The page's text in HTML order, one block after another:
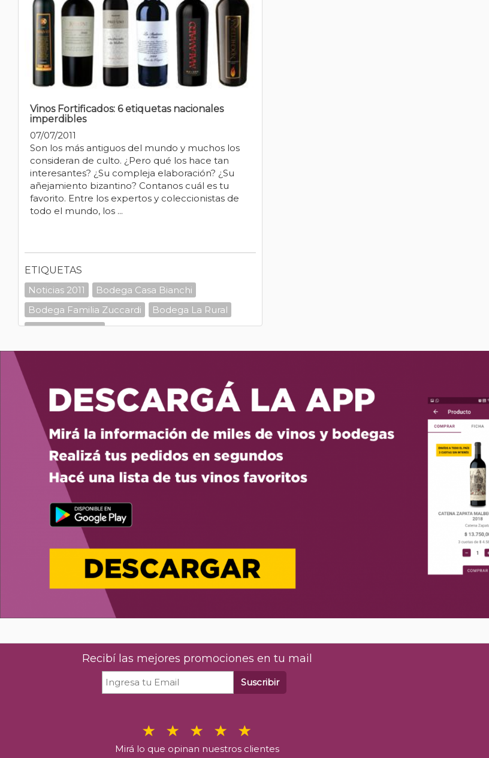
Vinos Fortificados: 6 etiquetas nacionales
imperdibles
07/07/2011
Son los más antiguos del mundo y muchos los
consideran de culto. ¿Pero qué los hace tan
interesantes? ¿Su compleja elaboración? ¿Su
añejamiento bizantino? Contanos cuál es tu
favorito. Entre los expertos y coleccionistas de
todo el mundo, los ...
ETIQUETAS
Noticias 2011
Bodega Casa Bianchi
Bodega Familia Zuccardi
Bodega La Rural
Recomendados
Recibí las mejores promociones en tu mail
Suscribir
Mirá lo que opinan nuestros clientes